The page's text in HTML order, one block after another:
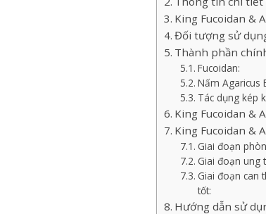
King Fucoidan &
Đối tượng sử
Thành phần
Fucoidan:
Nấm Agaricus
Tác dụng kép
King Fucoidan &
King Fucoidan &
Giai đoạn
Giai đoạn ung
Giai đoạn can
tốt:
Hướng dẫn sử